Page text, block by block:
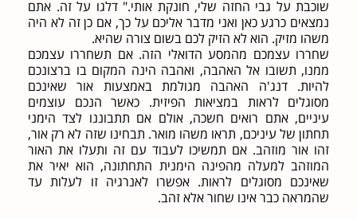
שוכבת על גבי החזה שלי, חונקת אותי." דלגו על זה. אתם
נמצאים כרגע כאן ואני מדבר אליכם על כך, אם כן זה לא היה
משהו מזיק. הוא לא הזיק לכם בשום צורה שהיא.
שחררו עצמכם מהמסע הדואלי הזה. אם תשחררו עצמכם
ממנו, תשובו אל האהבה, ואהבה הינה המקום בו ברצונכם
להיות. דנג'ה האהבה מגולמת באמצעות אור שאינכם
מסוגלים לראות במציאות הפיזית. כאשר הנכם עוצמים
עיניים, אתם רואים חשכה, אולם אם תתבוננו לצד הימני
תחתון של עיניכם, תראו משהו מואר. תבחינו שזה לא רק אור,
זהו אור מוזהב. אם תמשיכו לעבוד עם זה ותעלו את האור
המוזהב למעלה מהפינה הימנית התחתונה, הוא יאיר את
שאינכם מסוגלים לראות. אפשרו לאנרגיה זו לעלות עד
שהמראה כבר אינו שחור אלא זהב.